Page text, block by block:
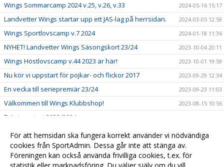
Wings Sommarcamp 2024 v.25, v.26, v.33 2024-05-16 15:17
Landvetter Wings startar upp ett JAS-lag på herrsidan. 2024-03-05 12:59
Wings Sportlovscamp v.7 2024 2024-01-18 11:36
NYHET! Landvetter Wings Säsongskort 23/24 2023-10-04 20:11
Wings Höstlovscamp v.44 2023 är här! 2023-10-01 19:59
Nu kör vi uppstart för pojkar- och flickor 2017 2023-09-29 12:34
En vecka till seriepremiär 23/24 2023-09-23 11:03
Välkommen till Wings Klubbshop! 2023-08-15 10:56
Träningsstart 2023/2024
Hemvändare klar för herrlaget! 2023-03-16 15:20
USM - F16 - Kvalhelg i Pinntorp 4-5/2 2023-02-03 16:13
Välkomna till Landvetter Wings! 2021-11-08 16:21
För att hemsidan ska fungera korrekt använder vi nödvändiga
cookies från SportAdmin. Dessa går inte att stänga av.
Föreningen kan också använda frivilliga cookies, t.ex. för